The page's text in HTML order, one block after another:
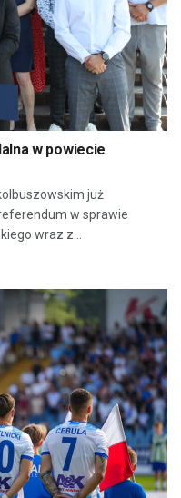
w powiecie
już
w sprawie
wraz z...